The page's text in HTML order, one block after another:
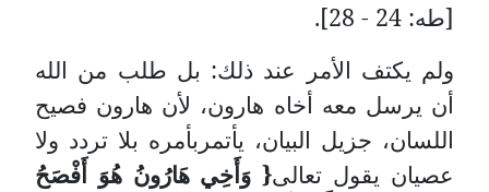
[طه: 24 - 28].
ولم يكتف الأمر عند ذلك: بل طلب من الله
أن يرسل معه أخاه هارون، لأن هارون فصيح
اللسان، جزيل البيان، يأتمربأمره بلا تردد ولا
عصيان يقول تعالى{ وَأَخِي هَارُونُ هُوَ أَفْصَحُ